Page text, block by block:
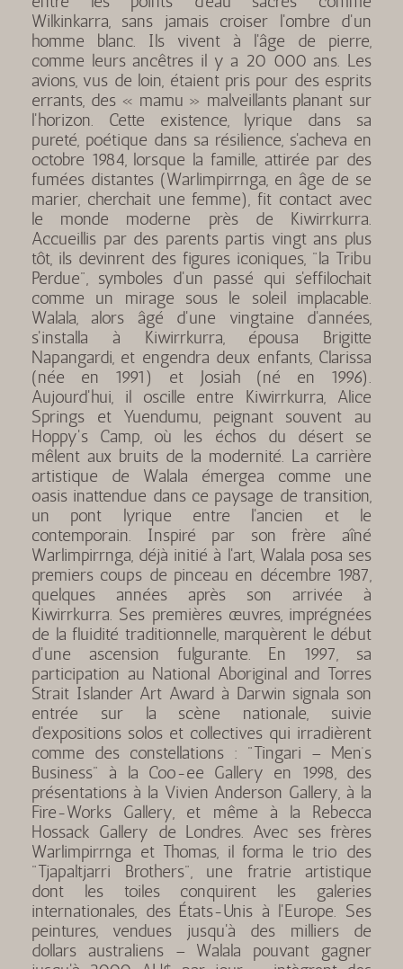
Wilkinkarra, sans jamais croiser l'ombre d'un
homme blanc. Ils vivent à l'âge de pierre,
comme leurs ancêtres il y a 20 000 ans. Les
avions, vus de loin, étaient pris pour des esprits
errants, des « mamu » malveillants planant sur
l'horizon. Cette existence, lyrique dans sa
pureté, poétique dans sa résilience, s'acheva en
octobre 1984, lorsque la famille, attirée par des
fumées distantes (Warlimpirrnga, en âge de se
marier, cherchait une femme), fit contact avec
le monde moderne près de Kiwirrkurra.
Accueillis par des parents partis vingt ans plus
tôt, ils devinrent des figures iconiques, "la Tribu
Perdue", symboles d'un passé qui s'effilochait
comme un mirage sous le soleil implacable.
Walala, alors âgé d'une vingtaine d'années,
s'installa à Kiwirrkurra, épousa Brigitte
Napangardi, et engendra deux enfants, Clarissa
(née en 1991) et Josiah (né en 1996).
Aujourd'hui, il oscille entre Kiwirrkurra, Alice
Springs et Yuendumu, peignant souvent au
Hoppy's Camp, où les échos du désert se
mêlent aux bruits de la modernité. La carrière
artistique de Walala émergea comme une
oasis inattendue dans ce paysage de transition,
un pont lyrique entre l'ancien et le
contemporain. Inspiré par son frère aîné
Warlimpirrnga, déjà initié à l'art, Walala posa ses
premiers coups de pinceau en décembre 1987,
quelques années après son arrivée à
Kiwirrkurra. Ses premières œuvres, imprégnées
de la fluidité traditionnelle, marquèrent le début
d'une ascension fulgurante. En 1997, sa
participation au National Aboriginal and Torres
Strait Islander Art Award à Darwin signala son
entrée sur la scène nationale, suivie
d'expositions solos et collectives qui irradièrent
comme des constellations : "Tingari – Men’s
Business" à la Coo-ee Gallery en 1998, des
présentations à la Vivien Anderson Gallery, à la
Fire-Works Gallery, et même à la Rebecca
Hossack Gallery de Londres. Avec ses frères
Warlimpirrnga et Thomas, il forma le trio des
"Tjapaltjarri Brothers", une fratrie artistique
dont les toiles conquirent les galeries
internationales, des États-Unis à l'Europe. Ses
peintures, vendues jusqu'à des milliers de
dollars australiens – Walala pouvant gagner